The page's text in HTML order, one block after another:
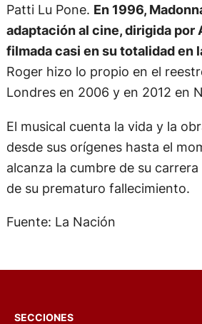
Patti Lu Pone. En 1996,
adaptación al cine, dirigida por
filmada casi en su totalidad en
Roger hizo lo propio en el
Londres en 2006 y en 2012 en
El musical cuenta la vida y la
desde sus orígenes hasta el
alcanza la cumbre de su
de su prematuro fallecimiento.
Fuente: La Nación
SECCIONES